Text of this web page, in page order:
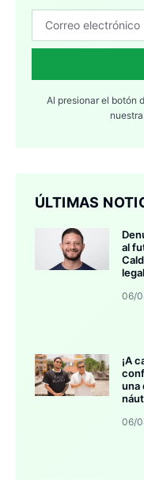
Al presionar el botón
nuestra
ÚLTIMAS
al
06/
¡A
una
06/